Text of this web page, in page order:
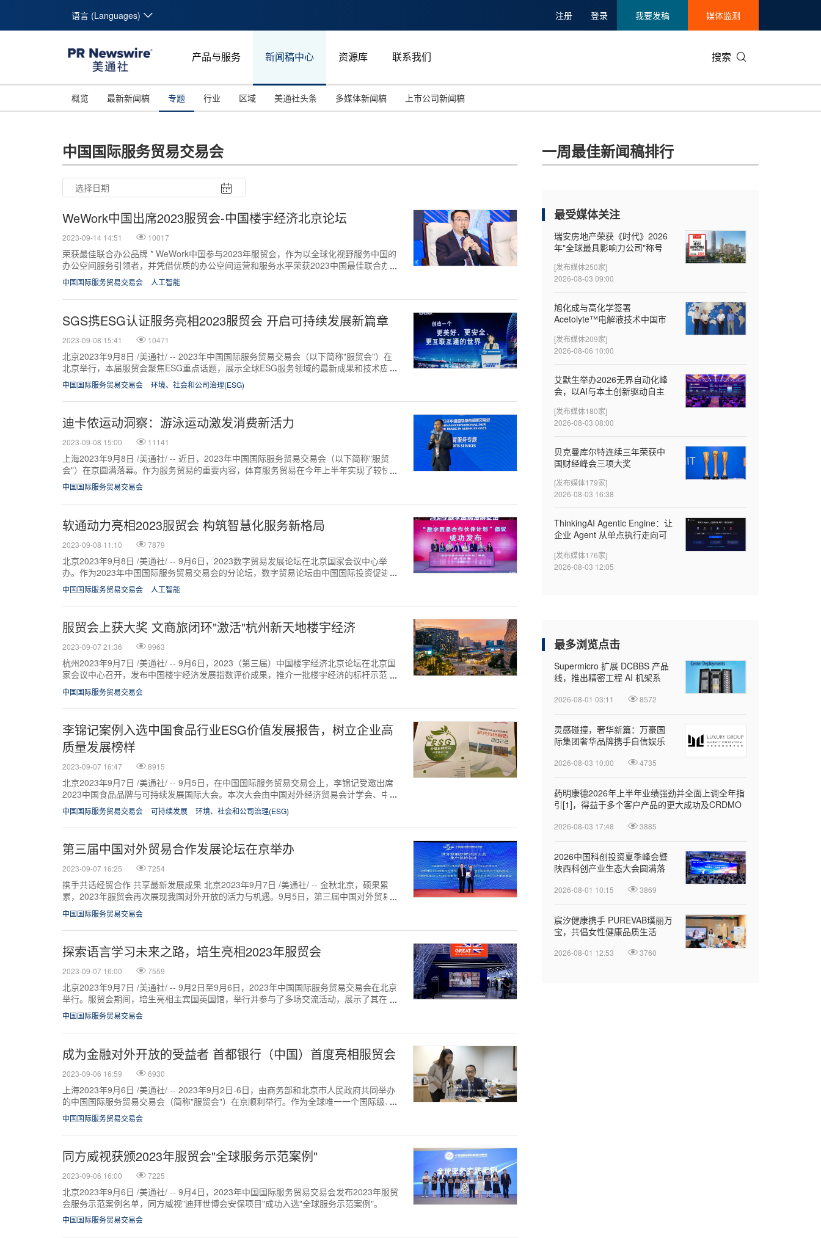
语言 (Languages) 注册 登录 我要发稿 媒体监测
产品与服务 新闻稿中心 资源库 联系我们 搜索
概览 最新新闻稿 专题
碳中和
汉诺威工业博览会
世界杯
行业
娱乐时尚与艺术
广告营销传媒
会展
区域
新加坡
美通社头条 多媒体新闻稿 上市公司新闻稿
中国国际服务贸易交易会
26
27
28
29
30
31
1
2
3
4
5
6
7
8
9
10
11
12
13
14
15
16
17
18
19
20
21
22
23
24
25
26
27
28
29
30
31
1
2
3
4
5
WeWork中国出席2023服贸会-中国楼宇经济北京论坛
2023-09-14 14:51 10017
荣获最佳联合办公品牌 * WeWork中国参与2023年服贸会，作为以全球化视野服务中国的
办公空间服务引领者，并凭借优质的办公空间运营和服务水平荣获2023中国最佳联合办公
品牌。 * WeWo...
中国国际服务贸易交易会 人工智能
SGS携ESG认证服务亮相2023服贸会 开启可持续发展新篇章
2023-09-08 15:41 10471
北京2023年9月8日 /美通社/ -- 2023年中国国际服务贸易交易会（以下简称"服贸会"）在
北京举行，本届服贸会聚焦ESG重点话题，展示全球ESG服务领域的最新成果和技术应
用，鼓励相关企业推动...
中国国际服务贸易交易会 环境、社会和公司治理(ESG)
迪卡侬运动洞察：游泳运动激发消费新活力
2023-09-08 15:00 11141
上海2023年9月8日 /美通社/ -- 近日，2023年中国国际服务贸易交易会（以下简称"服贸
会"）在京圆满落幕。作为服务贸易的重要内容，体育服务贸易在今年上半年实现了较快复
苏。在本届服贸会中，举...
中国国际服务贸易交易会
软通动力亮相2023服贸会 构筑智慧化服务新格局
2023-09-08 11:10 7879
北京2023年9月8日 /美通社/ -- 9月6日，2023数字贸易发展论坛在北京国家会议中心举
办。作为2023年中国国际服务贸易交易会的分论坛，数字贸易论坛由中国国际投资促进
会、北京市海淀区人民政...
中国国际服务贸易交易会 人工智能
服贸会上获大奖 文商旅闭环"激活"杭州新天地楼宇经济
2023-09-07 21:36 9963
杭州2023年9月7日 /美通社/ -- 9月6日，2023（第三届）中国楼宇经济北京论坛在北京国
家会议中心召开，发布中国楼宇经济发展指数评价成果，推介一批楼宇经济的标杆示范项
目和标志性场景。本次论...
中国国际服务贸易交易会
李锦记案例入选中国食品行业ESG价值发展报告，树立企业高
质量发展榜样
2023-09-07 16:47 8915
北京2023年9月7日 /美通社/ -- 9月5日，在中国国际服务贸易交易会上，李锦记受邀出席
2023中国食品品牌与可持续发展国际大会。本次大会由中国对外经济贸易会计学会、中国
消费品质量安全促进会、...
中国国际服务贸易交易会 可持续发展 环境、社会和公司治理(ESG)
第三届中国对外贸易合作发展论坛在京举办
2023-09-07 16:25 7254
携手共话经贸合作 共享最新发展成果 北京2023年9月7日 /美通社/ -- 金秋北京，硕果累
累，2023年服贸会再次展现我国对外开放的活力与机遇。9月5日，第三届中国对外贸易合
作发展论坛在202...
中国国际服务贸易交易会
探索语言学习未来之路，培生亮相2023年服贸会
2023-09-07 16:00 7559
北京2023年9月7日 /美通社/ -- 9月2日至9月6日，2023年中国国际服务贸易交易会在北京
举行。服贸会期间，培生亮相主宾国英国馆，举行并参与了多场交流活动，展示了其在教
育领域的强大实力和创...
中国国际服务贸易交易会
成为金融对外开放的受益者 首都银行（中国）首度亮相服贸会
2023-09-06 16:59 6930
上海2023年9月6日 /美通社/ -- 2023年9月2日-6日，由商务部和北京市人民政府共同举办
的中国国际服务贸易交易会（简称"服贸会"）在京顺利举行。作为全球唯一一个国际级、
国际性、综合型的服...
中国国际服务贸易交易会
同方威视获颁2023年服贸会"全球服务示范案例"
2023-09-06 16:00 7225
北京2023年9月6日 /美通社/ -- 9月4日，2023年中国国际服务贸易交易会发布2023年服贸
会服务示范案例名单，同方威视"迪拜世博会安保项目"成功入选"全球服务示范案例"。
中国国际服务贸易交易会
一周最佳新闻稿排行
最受媒体关注
瑞安房地产荣获《时代》2026
年"全球最具影响力公司"称号
[发布媒体250家]
2026-08-03 09:00
旭化成与高化学签署
Acetolyte™电解液技术中国市
[发布媒体209家]
2026-08-06 10:00
‌艾默生举办2026无界自动化峰
会，以AI与本土创新驱动自主
[发布媒体180家]
2026-08-03 08:00
贝克曼库尔特连续三年荣获中
国财经峰会三项大奖
[发布媒体179家]
2026-08-03 16:38
ThinkingAI Agentic Engine：让
企业 Agent 从单点执行走向可
[发布媒体176家]
2026-08-03 12:05
最多浏览点击
Supermicro 扩展 DCBBS 产品
线，推出精密工程 AI 机架系
2026-08-01 03:11 8572
灵感碰撞，奢华新篇：万豪国
际集团奢华品牌携手自信娱乐
2026-08-03 10:00 4735
药明康德2026年上半年业绩强劲并全面上调全年指
引[1]，得益于多个客户产品的更大成功及CRDMO
2026-08-03 17:48 3885
2026中国科创投资夏季峰会暨
陕西科创产业生态大会圆满落
2026-08-01 10:15 3869
宸汐健康携手 PUREVAB璞丽万
宝，共倡女性健康品质生活
2026-08-01 12:53 3760